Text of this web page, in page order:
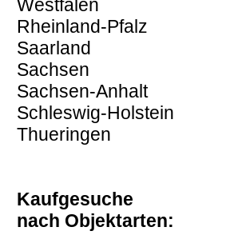
Westfalen
Rheinland-Pfalz
Saarland
Sachsen
Sachsen-Anhalt
Schleswig-Holstein
Thueringen
Kaufgesuche
nach Objektarten: